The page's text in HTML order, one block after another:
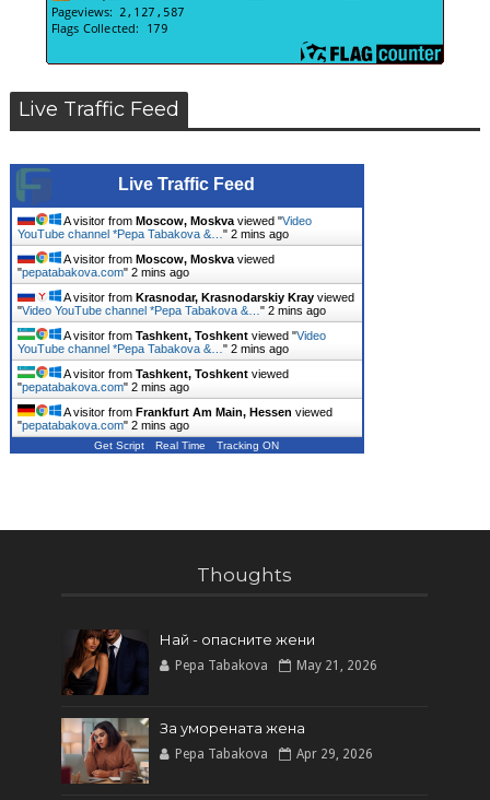
Live Traffic Feed
Live Traffic Feed
A visitor from Moscow, Moskvaviewed "Video
YouTube channel *Pepa Tabakova &… " 2 mins ago
A visitor from Moscow, Moskvaviewed
"pepatabakova.com" 2 mins ago
A visitor from Krasnodar, Krasnodarskiy Krayviewed
"Video YouTube channel *Pepa Tabakova &… " 2 mins ago
A visitor from Tashkent, Toshkentviewed "Video
YouTube channel *Pepa Tabakova &… " 2 mins ago
A visitor from Tashkent, Toshkentviewed
"pepatabakova.com" 2 mins ago
A visitor from Frankfurt Am Main, Hessen viewed
"pepatabakova.com" 2 mins ago
Get Script Real Time Tracking ON
Thoughts
Най - опасните жени
Pepa Tabakova May 21, 2026
За уморената жена
Pepa Tabakova Apr 29, 2026